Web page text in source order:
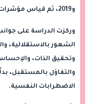
و2019، ثم قياس مؤشرات الرفاهية النفسية حتى عام 2020.
وركزت الدراسة على
الشعور بالاستقلالية،
وتحقيق الذات،
والتفاؤل بالمستقبل،
الاضطرابات النفسية.